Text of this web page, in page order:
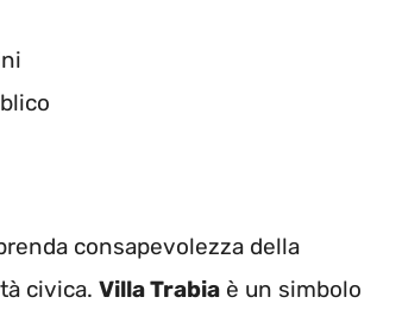
consapevolezza della
civica. Villa Trabia è un simbolo